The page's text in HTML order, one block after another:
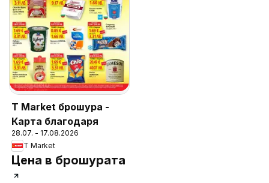
T Market брошура -
Карта благодаря
28.07. - 17.08.2026
T Market
Цена в брошурата